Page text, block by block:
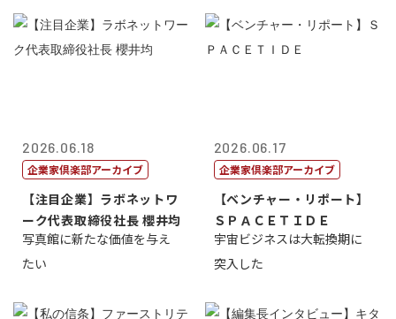
2026.06.18
企業家倶楽部アーカイブ
【注目企業】ラボネットワ
ーク代表取締役社長 櫻井均
写真館に新たな価値を与え
たい
2026.06.17
企業家倶楽部アーカイブ
【ベンチャー・リポート】
ＳＰＡＣＥＴＩＤＥ
宇宙ビジネスは大転換期に
突入した